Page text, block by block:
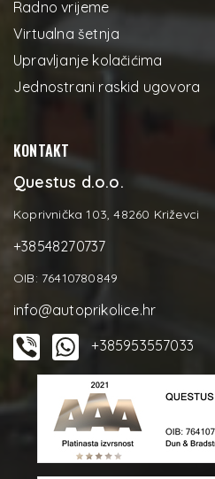
Radno vrijeme
Virtualna šetnja
Upravljanje kolačićima
Jednostrani raskid ugovora
KONTAKT
Questus d.o.o.
Koprivnička 103, 48260 Križevci
+38548270737
OIB: 76410780849
info@autoprikolice.hr
+385953557033